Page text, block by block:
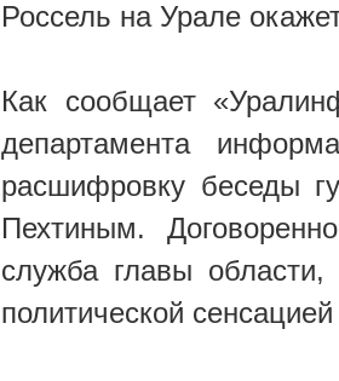
Россель на Урале
Как сообщает
департамента
расшифровку беседы
Пехтиным.
служба главы
политической